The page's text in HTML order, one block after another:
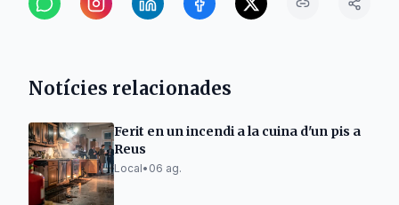
Notícies relacionades
Ferit en un incendi a la cuina d'un pis a
Reus
Local• 06 ag.